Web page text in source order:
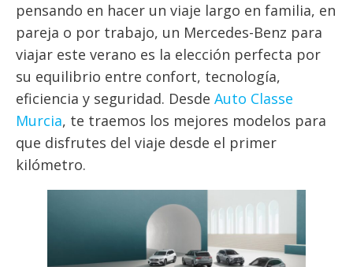
pensando en hacer un viaje largo en familia, en
pareja o por trabajo, un Mercedes-Benz para
viajar este verano es la elección perfecta por
su equilibrio entre confort, tecnología,
eficiencia y seguridad. Desde Auto Classe
Murcia, te traemos los mejores modelos para
que disfrutes del viaje desde el primer
kilómetro.